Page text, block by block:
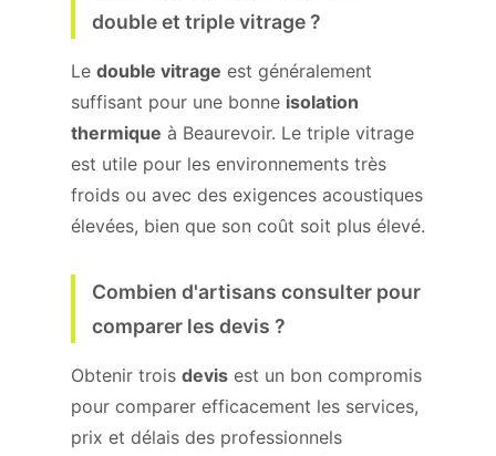
double et triple vitrage ?
Le double vitrage est généralement
suffisant pour une bonne isolation
thermique à Beaurevoir. Le triple vitrage
est utile pour les environnements très
froids ou avec des exigences acoustiques
élevées, bien que son coût soit plus élevé.
Combien d'artisans consulter pour
comparer les devis ?
Obtenir trois devis est un bon compromis
pour comparer efficacement les services,
prix et délais des professionnels